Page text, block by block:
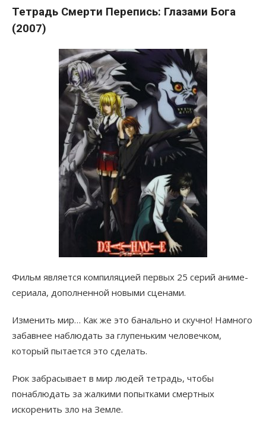
Тетрадь Смерти Перепись: Глазами Бога
(2007)
Фильм является компиляцией первых 25 серий аниме-
сериала, дополненной новыми сценами.
Изменить мир… Как же это банально и скучно! Намного
забавнее наблюдать за глупеньким человечком,
который пытается это сделать.
Рюк забрасывает в мир людей тетрадь, чтобы
понаблюдать за жалкими попытками смертных
искоренить зло на Земле.